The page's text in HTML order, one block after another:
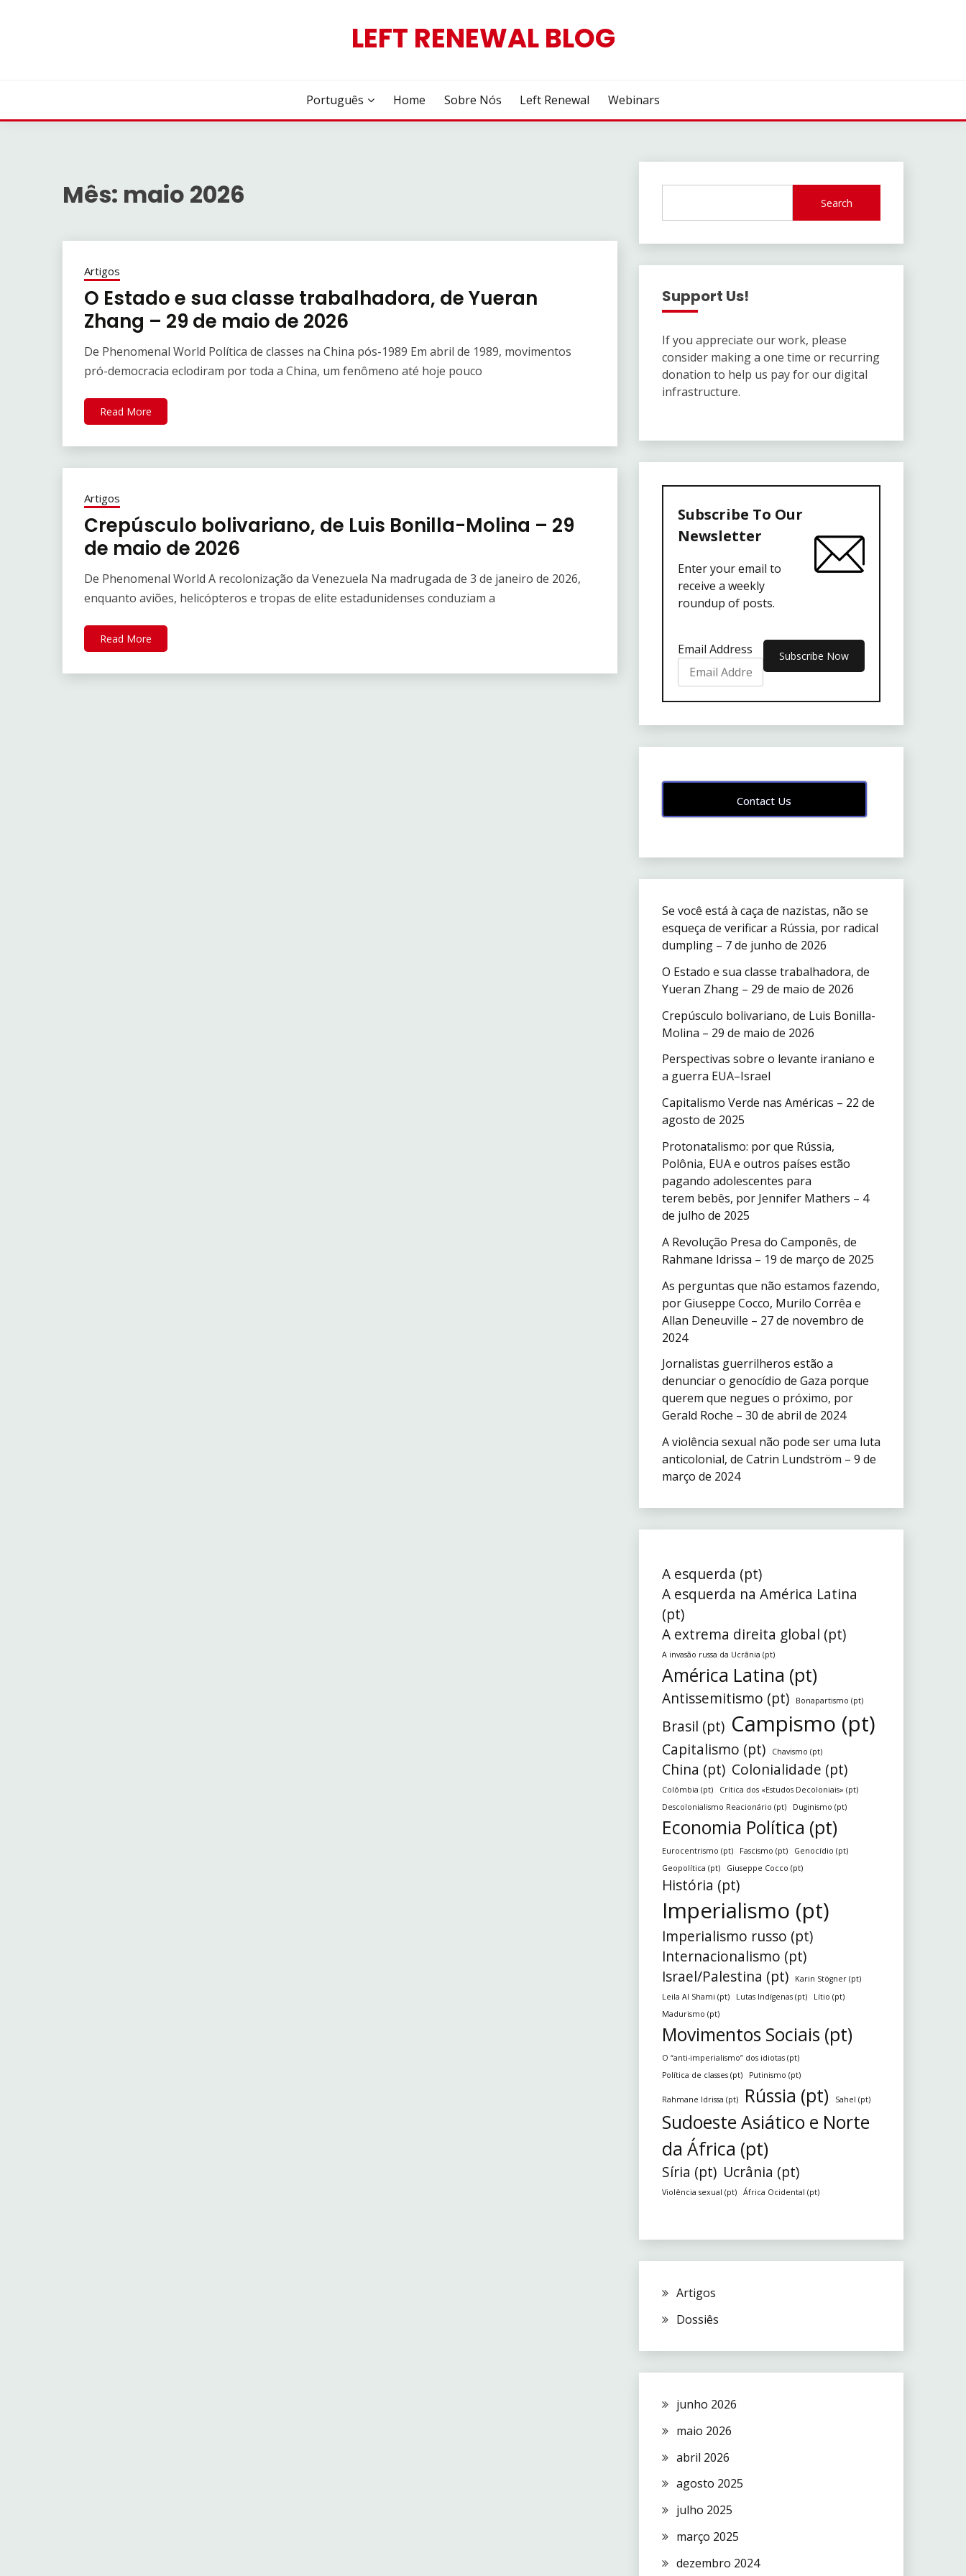
LEFT RENEWAL BLOG
Português Home Sobre Nós Left Renewal Webinars
Mês: maio 2026
Artigos
O Estado e sua classe trabalhadora, de Yueran
Zhang – 29 de maio de 2026
De Phenomenal World Política de classes na China pós-1989 Em abril de 1989, movimentos
pró-democracia eclodiram por toda a China, um fenômeno até hoje pouco
Read More
Artigos
Crepúsculo bolivariano, de Luis Bonilla-Molina – 29
de maio de 2026
De Phenomenal World A recolonização da Venezuela Na madrugada de 3 de janeiro de 2026,
enquanto aviões, helicópteros e tropas de elite estadunidenses conduziam a
Read More
Search
Support Us!
If you appreciate our work, please
consider making a one time or recurring
donation to help us pay for our digital
infrastructure.
Subscribe To Our
Newsletter
Enter your email to
receive a weekly
roundup of posts.
Email Address
Contact Us
Se você está à caça de nazistas, não se
esqueça de verificar a Rússia, por radical
dumpling – 7 de junho de 2026
O Estado e sua classe trabalhadora, de
Yueran Zhang – 29 de maio de 2026
Crepúsculo bolivariano, de Luis Bonilla-
Molina – 29 de maio de 2026
Perspectivas sobre o levante iraniano e
a guerra EUA–Israel
Capitalismo Verde nas Américas – 22 de
agosto de 2025
Protonatalismo: por que Rússia,
Polônia, EUA e outros países estão
pagando adolescentes para
terem bebês, por Jennifer Mathers – 4
de julho de 2025
A Revolução Presa do Camponês, de
Rahmane Idrissa – 19 de março de 2025
As perguntas que não estamos fazendo,
por Giuseppe Cocco, Murilo Corrêa e
Allan Deneuville – 27 de novembro de
2024
Jornalistas guerrilheros estão a
denunciar o genocídio de Gaza porque
querem que negues o próximo, por
Gerald Roche – 30 de abril de 2024
A violência sexual não pode ser uma luta
anticolonial, de Catrin Lundström – 9 de
março de 2024
A esquerda (pt)
A esquerda na América Latina
(pt)
A extrema direita global (pt)
A invasão russa da Ucrânia (pt)
América Latina (pt)
Antissemitismo (pt) Bonapartismo (pt)
Brasil (pt) Campismo (pt)
Capitalismo (pt) Chavismo (pt)
China (pt) Colonialidade (pt)
Colômbia (pt)
Crítica dos «Estudos Decoloniais» (pt)
Descolonialismo Reacionário (pt)
Duginismo (pt)
Economia Política (pt)
Eurocentrismo (pt) Fascismo (pt)
Genocídio (pt)
Geopolítica (pt)
Giuseppe Cocco (pt)
História (pt)
Imperialismo (pt)
Imperialismo russo (pt)
Internacionalismo (pt)
Israel/Palestina (pt)
Karin Stögner (pt)
Leila Al Shami (pt)
Lutas Indígenas (pt)
Lítio (pt)
Madurismo (pt)
Movimentos Sociais (pt)
O “anti-imperialismo” dos idiotas (pt)
Política de classes (pt)
Putinismo (pt)
Rahmane Idrissa (pt) Rússia (pt) Sahel (pt)
Sudoeste Asiático e Norte
da África (pt)
Síria (pt) Ucrânia (pt)
Violência sexual (pt) África Ocidental (pt)
Artigos
Dossiês
junho 2026
maio 2026
abril 2026
agosto 2025
julho 2025
março 2025
dezembro 2024